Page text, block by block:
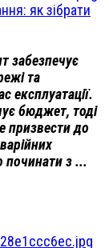
як зібрати
забезпечує
та
експлуатації.
бюджет, тоді
призвести до
починати з ...